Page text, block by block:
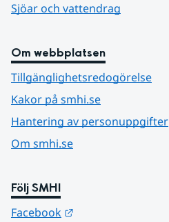
Sjöar och vattendrag
Om webbplatsen
Tillgänglighetsredogörelse
Kakor på smhi.se
Hantering av personuppgifter
Om smhi.se
Följ SMHI
Facebook